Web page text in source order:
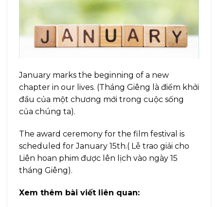
January marks the beginning of a new
chapter in our lives. (Tháng Giêng là điểm khởi
đầu của một chương mới trong cuộc sống
của chúng ta).
The award ceremony for the film festival is
scheduled for January 15th.( Lễ trao giải cho
Liên hoan phim được lên lịch vào ngày 15
tháng Giêng).
Xem thêm bài viết liên quan: